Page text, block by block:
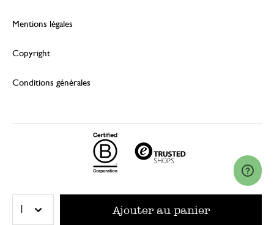
Ajouter au panier
Mentions légales
Copyright
Conditions générales
© 2026 Dille & Kamille (Nederland) B.V.